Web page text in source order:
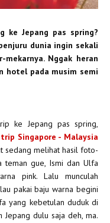
ke Jepang pas spring?
dunia ingin sekali
mekarnya. Nggak heran
hotel pada musim semi
ke Jepang pas spring,
trip Singapore - Malaysia
sedang melihat hasil foto-
gue, Ismi dan Ulfa
pink. Lalu munculah
pakai baju warna begini
yang kebetulan duduk di
Jepang dulu saja deh, ma.